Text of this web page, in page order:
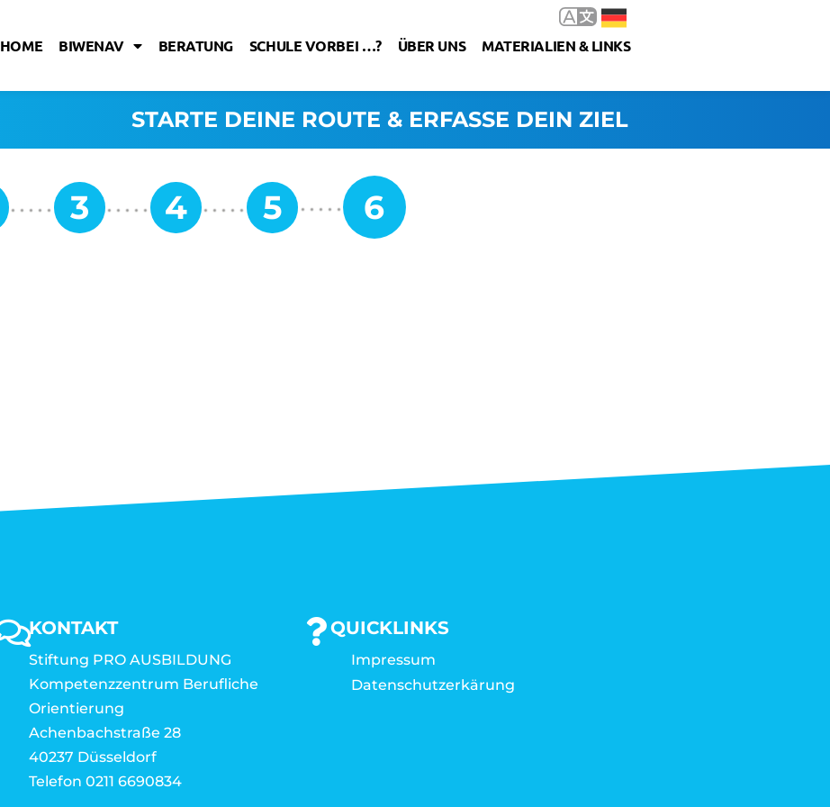
HOME BIWENAV BERATUNG SCHULE VORBEI …? ÜBER UNS MATERIALIEN & LINKS
STARTE DEINE ROUTE & ERFASSE DEIN ZIEL
KONTAKT
Stiftung PRO AUSBILDUNG
Kompetenzzentrum Berufliche
Orientierung
Achenbachstraße 28
40237 Düsseldorf
Telefon 0211 6690834
QUICKLINKS
Impressum
Datenschutzerkärung